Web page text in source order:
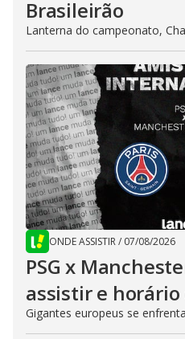
Brasileirão
Lanterna do campeonato,
ONDE ASSISTIR/ 07/08/2026
PSG x
assistir e
Gigantes europeus se